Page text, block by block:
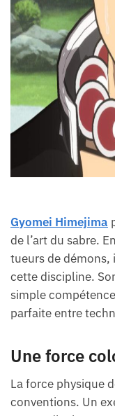
Gyomei Himejima
de l’art du sabre.
tueurs de démons,
cette discipline.
simple
parfaite entre
Une force
La force physique
conventions. Un